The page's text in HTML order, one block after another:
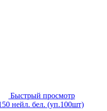
Быстрый просмотр
нейл. бел. (уп.100шт)